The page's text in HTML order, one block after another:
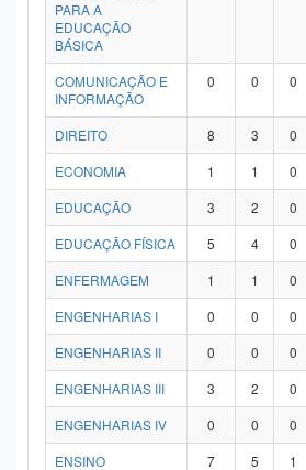
PARA A
EDUCAÇÃO
BÁSICA
COMUNICAÇÃO E
INFORMAÇÃO
0 0 0
DIREITO 8 3 0
ECONOMIA
1 1 0
EDUCAÇÃO
3 2 0
EDUCAÇÃO FÍSICA
5 4 0
ENFERMAGEM
1 1 0
ENGENHARIAS I
0 0 0
ENGENHARIAS II
0 0 0
ENGENHARIAS III
3 2 0
ENGENHARIAS IV
0 0 0
ENSINO
7 5 1